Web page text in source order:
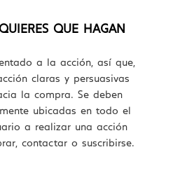
QUE HAGAN
a la acción, así que,
claras y persuasivas
la compra. Se deben
ubicadas en todo el
a realizar una acción
contactar o suscribirse.